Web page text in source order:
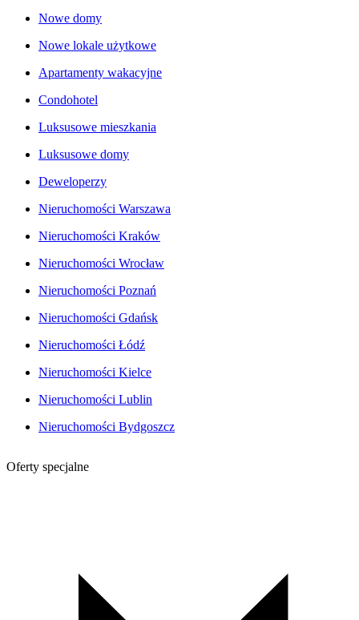
Nowe domy
Nowe lokale użytkowe
Apartamenty wakacyjne
Condohotel
Luksusowe mieszkania
Luksusowe domy
Deweloperzy
Nieruchomości Warszawa
Nieruchomości Kraków
Nieruchomości Wrocław
Nieruchomości Poznań
Nieruchomości Gdańsk
Nieruchomości Łódź
Nieruchomości Kielce
Nieruchomości Lublin
Nieruchomości Bydgoszcz
Oferty specjalne